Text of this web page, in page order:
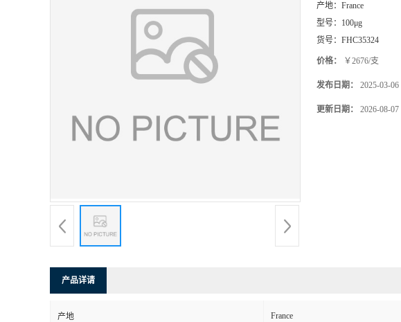
产地： France
型号： 100μg
货号： FHC35324
价格： ￥2676/支
发布日期： 2025-03-06
更新日期： 2026-08-07
产品详请
产地 France